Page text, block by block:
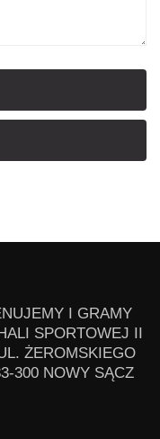
I GRAMY
SPORTOWEJ II
ŻEROMSKIEGO
300 NOWY SĄCZ